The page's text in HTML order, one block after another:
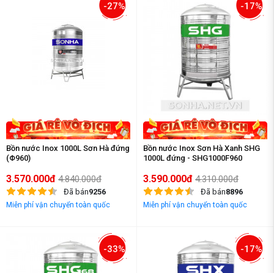
-27%
Bồn nước Inox 1000L Sơn Hà đứng
(Φ960)
3.570.000đ 4.840.000đ
Đã bán9256
Miễn phí vận chuyển toàn quốc
-17%
Bồn nước Inox Sơn Hà Xanh SHG
1000L đứng - SHG1000F960
3.590.000đ 4.310.000đ
Đã bán8896
Miễn phí vận chuyển toàn quốc
-33% -17%